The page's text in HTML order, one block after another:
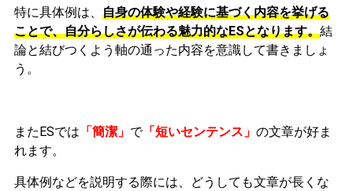
特に具体例は、 自身の体験や経験に基づく内容を挙げる
ことで、自分らしさが伝わる魅力的なESとなります。結
論と結びつくよう軸の通った内容を意識して書きましょ
う。
またESでは 「簡潔」 で「短いセンテンス」 の文章が好ま
れます。
具体例などを説明する際には、どうしても文章が長くな